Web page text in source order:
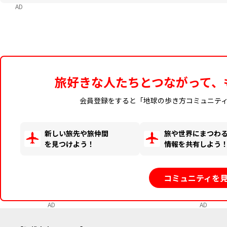
AD
旅好きな人たちとつながって
会員登録をすると「地球の歩き方コミュニテ
新しい旅先や旅仲間
を見つけよう！
旅や世界にまつわ
情報を共有しよう
コミュニティを
AD AD